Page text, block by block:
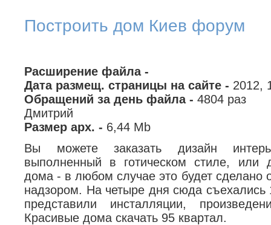
Построить дом Киев форум
Расширение файла -
Дата размещ. страницы на сайте - 2012,
Обращений за день файла - 4804 раз
Дмитрий
Размер арх. - 6,44 Mb
Вы можете заказать дизайн
выполненный в готическом стиле, или
дома - в любом случае это будет сделано
надзором. На четыре дня сюда съехались
представили инсталляции,
Красивые дома скачать 95 квартал.